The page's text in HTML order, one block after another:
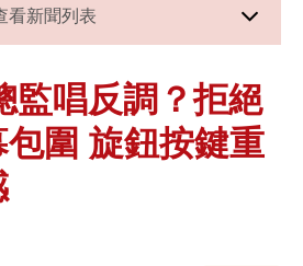
看新聞列表
監唱反調？拒絕
圍 旋鈕按鍵重